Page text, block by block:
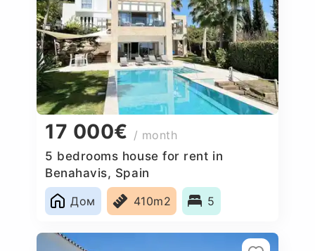
17 000€ / month
5 bedrooms house for rent in
Benahavis, Spain
Дом
410m2 5